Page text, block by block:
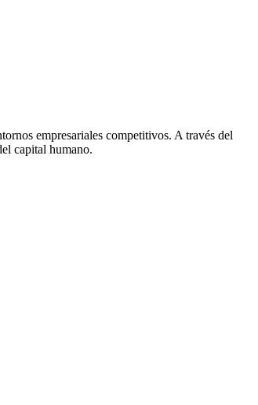
empresariales competitivos. A través del
capital humano.